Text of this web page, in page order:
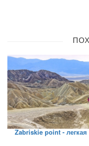
Zabriskie point -